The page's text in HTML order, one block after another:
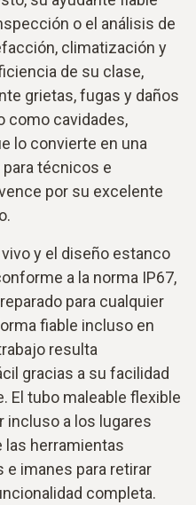
o el análisis de
climatización y
de su clase,
grietas, fugas y daños
como cavidades,
lo convierte en una
técnicos e
por su excelente
y el diseño estanco
a la norma IP67,
para cualquier
fiable incluso en
resulta
gracias a su facilidad
El tubo maleable flexible
incluso a los lugares
herramientas
e imanes para retirar
completa.